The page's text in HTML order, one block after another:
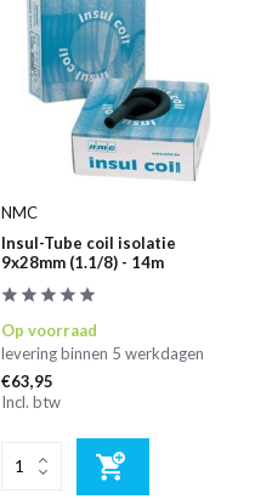
NMC
Insul-Tube coil isolatie
9x28mm (1.1/8) - 14m
Op voorraad
levering binnen 5 werkdagen
€63,95
Incl. btw